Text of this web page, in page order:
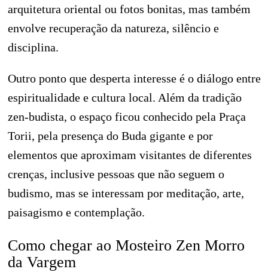
arquitetura oriental ou fotos bonitas, mas também
envolve recuperação da natureza, silêncio e
disciplina.
Outro ponto que desperta interesse é o diálogo entre
espiritualidade e cultura local. Além da tradição
zen-budista, o espaço ficou conhecido pela Praça
Torii, pela presença do Buda gigante e por
elementos que aproximam visitantes de diferentes
crenças, inclusive pessoas que não seguem o
budismo, mas se interessam por meditação, arte,
paisagismo e contemplação.
Como chegar ao Mosteiro Zen Morro
da Vargem